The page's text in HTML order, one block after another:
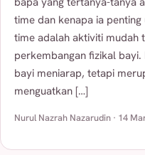
time dan kenapa ia
time adalah aktiviti mudah
perkembangan fizikal
bayi meniarap, tetapi
menguatkan […]
Nurul Nazrah Nazarudin · 14